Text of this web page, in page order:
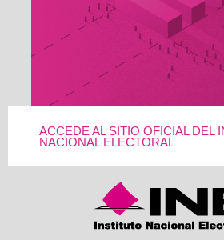
ACCEDE AL SITIO OFICIAL DEL
NACIONAL ELECTORAL